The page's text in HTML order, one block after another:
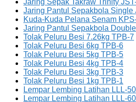
Jaring Sepak Takraw Trinity
Jaring Pantul Sepakbola Single
Kuda-Kuda Pelana Senam
Jaring Pantul Sepakbola
Tolak Peluru Besi 7.26kg TPB-7
Tolak Peluru Besi 6kg TPB-6
Tolak Peluru Besi 5kg TPB-5
Tolak Peluru Besi 4kg TPB-4
Tolak Peluru Besi 3kg TPB-3
Tolak Peluru Besi 1kg TPB-1
Lempar Lembing Latihan LLL-
Lempar Lembing Latihan LLL-